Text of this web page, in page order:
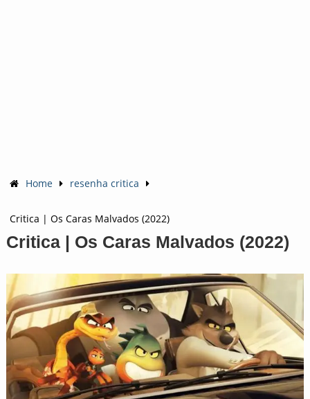
Home resenha critica
Critica | Os Caras Malvados (2022)
Critica | Os Caras Malvados (2022)